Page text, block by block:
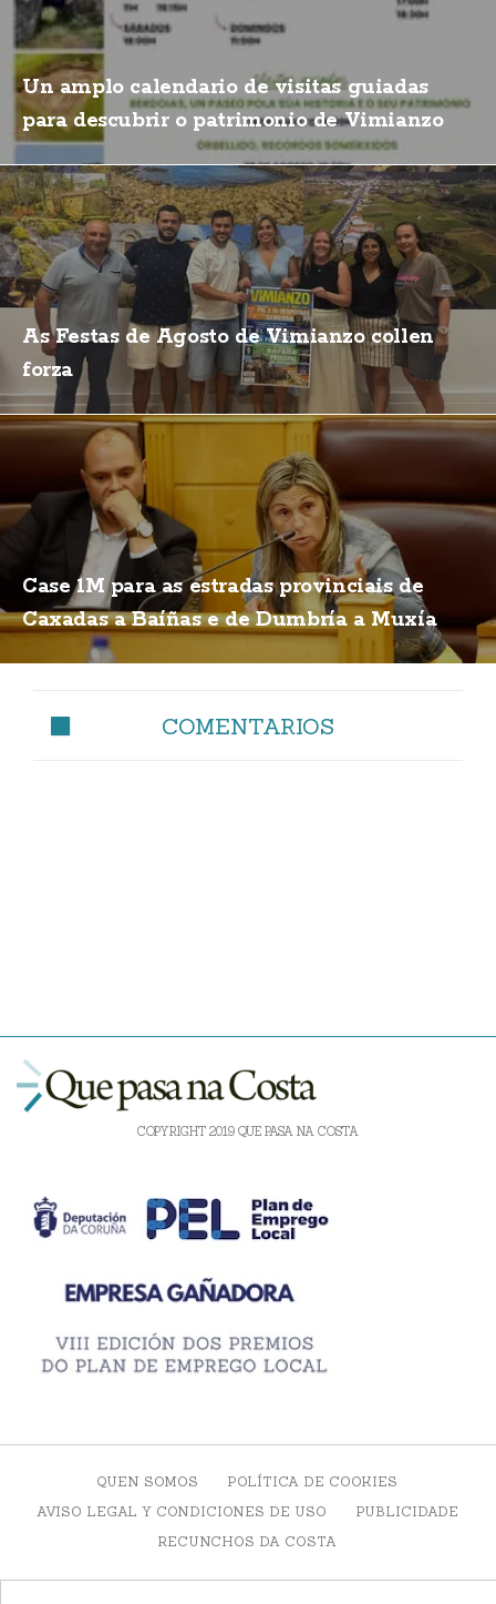
Un amplo calendario de visitas guiadas
para descubrir o patrimonio de Vimianzo
As Festas de Agosto de Vimianzo collen
forza
Case 1M para as estradas provinciais de
Caxadas a Baíñas e de Dumbría a Muxía
COMENTARIOS
COPYRIGHT 2019 QUE PASA NA COSTA
QUEN SOMOS
POLÍTICA DE COOKIES
AVISO LEGAL Y CONDICIONES DE USO
PUBLICIDADE
RECUNCHOS DA COSTA